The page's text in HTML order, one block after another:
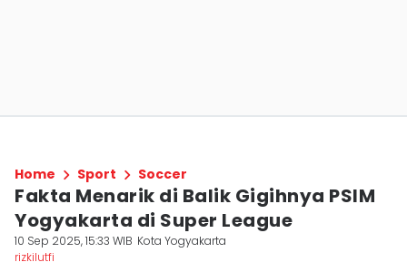
Home Sport Soccer
Fakta Menarik di Balik Gigihnya PSIM
Yogyakarta di Super League
10 Sep 2025, 15:33 WIB Kota Yogyakarta
rizkilutfi